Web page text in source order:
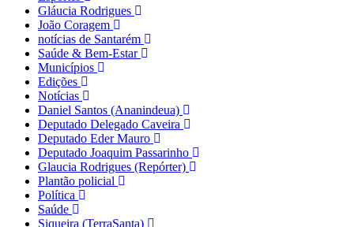
Gláucia Rodrigues
João Coragem
notícias de Santarém
Saúde & Bem-Estar
Municípios
Edições
Notícias
Daniel Santos (Ananindeua)
Deputado Delegado Caveira
Deputado Eder Mauro
Deputado Joaquim Passarinho
Glaucia Rodrigues (Repórter)
Plantão policial
Política
Saúde
Siqueira (TerraSanta)